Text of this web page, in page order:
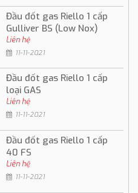
Đầu đốt gas Riello 1 cấp
Gulliver BS (Low Nox)
Liên hệ
11-11-2021
Đầu đốt gas Riello 1 cấp
loại GAS
Liên hệ
11-11-2021
Đầu đốt gas Riello 1 cấp
40 FS
Liên hệ
11-11-2021